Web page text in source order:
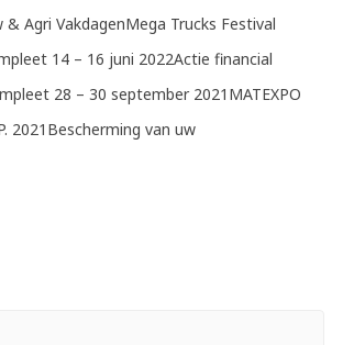
Agri VakdagenMega Trucks Festival
14 – 16 juni 2022Actie financial
28 – 30 september 2021MATEXPO
2021Bescherming van uw